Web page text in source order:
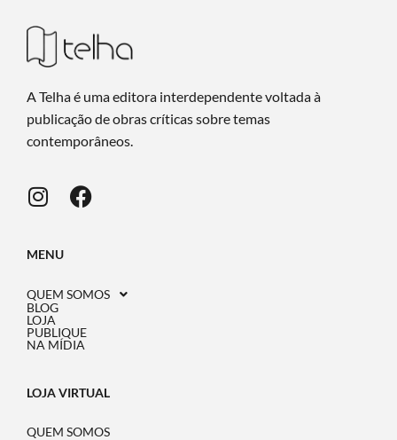
A Telha é uma editora interdependente voltada à
publicação de obras críticas sobre temas
contemporâneos.
MENU
QUEM SOMOS
BLOG
LOJA
PUBLIQUE
NA MÍDIA
LOJA VIRTUAL
QUEM SOMOS